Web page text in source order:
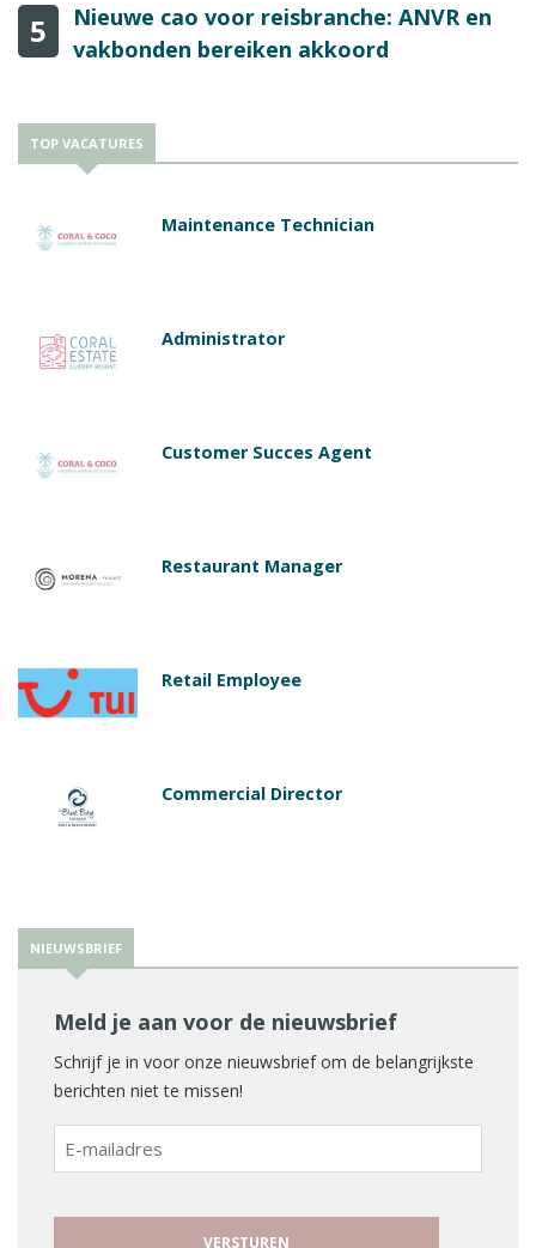
5
Nieuwe cao voor reisbranche: ANVR en
vakbonden bereiken akkoord
TOP VACATURES
Maintenance Technician
Administrator
Customer Succes Agent
Restaurant Manager
Retail Employee
Commercial Director
NIEUWSBRIEF
Meld je aan voor de nieuwsbrief
Schrijf je in voor onze nieuwsbrief om de belangrijkste
berichten niet te missen!
E-
mailadres